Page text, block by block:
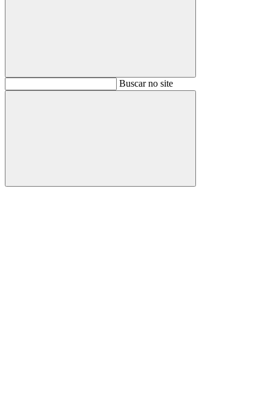
BuscarBuscar no site
Buscar